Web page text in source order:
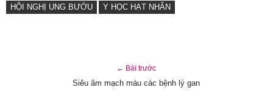
HỘI NGHỊ UNG BƯỚU
Y HỌC HẠT NHÂN
← Bài trước
Siêu âm mạch máu các bệnh lý gan